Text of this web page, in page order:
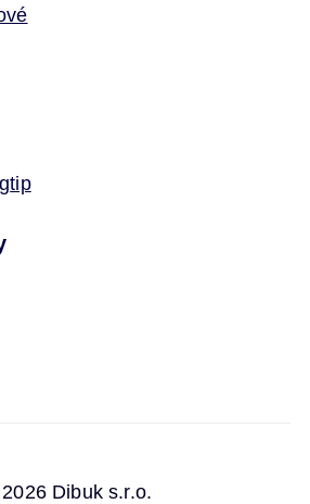
tip
Dibuk s.r.o.